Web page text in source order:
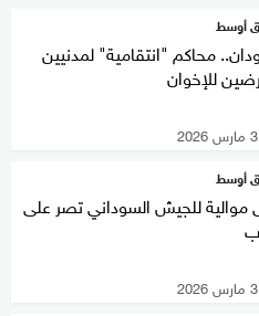
أوسط
محاكم "انتقامية" لمدنيين
للإخوان
2026
أوسط
للجيش السوداني تصر على
2026